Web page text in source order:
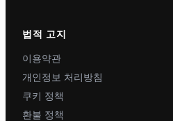
법적 고지
이용약관
개인정보 처리방침
쿠키 정책
환불 정책